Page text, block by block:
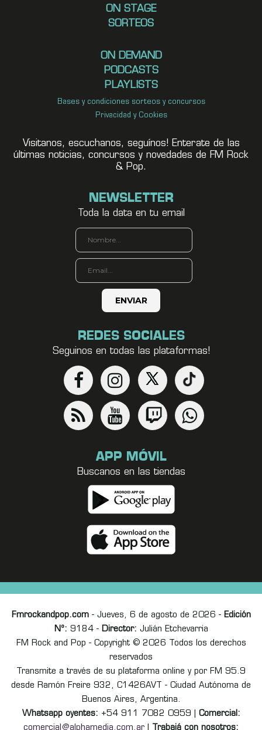
ON STAGE
SORTEOS
ON DEMAND
PODCASTS
PLAYLISTS
Bases y condiciones sorteos y concursos
Privacidad y Cookies
Visitanos, escuchanos, seguínos! Enterate de las
últimas noticias, concursos y novedades de FM Rock
& Pop.
NEWSLETTER
Toda la data en tu email
REDES SOCIALES
Seguinos en todas las plataformas!
APP MÓVIL
Buscanos en las tiendas
Fmrockandpop.com- Jueves, 6 de agosto de 2026 - Edición
Nº: 9184 - Director: Julián Etchevarria
FM Rock and Pop - Copyright © 2026 Todos los derechos
reservados
Transmite a través de su plataforma online y por FM 95.9
desde Ramón Freire 932, C1426AVT - Ciudad Autónoma de
Buenos Aires, Argentina.
Whatsapp oyentes: +54 911 7082 0959 | Comercial:
comercial@alphamedia.com.ar
Trabajá con nosotros: